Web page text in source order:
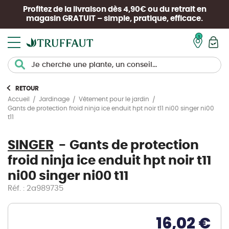
Profitez de la livraison dès 4,90€ ou du retrait en
magasin GRATUIT – simple, pratique, efficace.
RETOUR
Accueil
Jardinage
Vêtement pour le jardin
Gants de protection froid ninja ice enduit hpt noir t11 ni00 singer ni00
t11
SINGER
Gants de protection
froid ninja ice enduit hpt noir t11
ni00 singer ni00 t11
Réf. : 2a989735
16,02 €